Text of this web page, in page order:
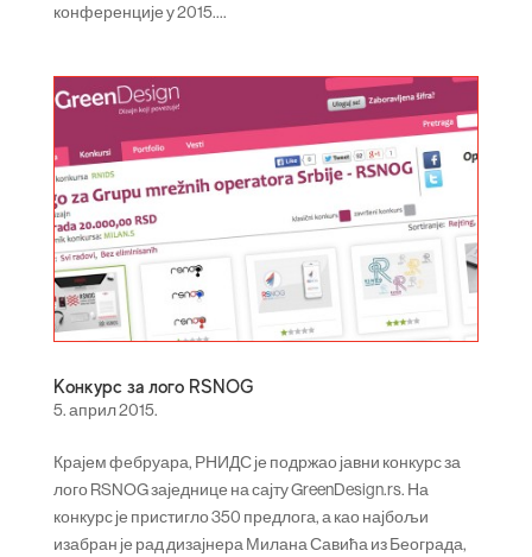
конференције у 2015....
Конкурс за лого RSNOG
5. април 2015.
Крајем фебруара, РНИДС је подржао јавни конкурс за
лого RSNOG заједнице на сајту GreenDesign.rs. На
конкурс је пристигло 350 предлога, а као најбољи
изабран је рад дизајнера Милана Савића из Београда,